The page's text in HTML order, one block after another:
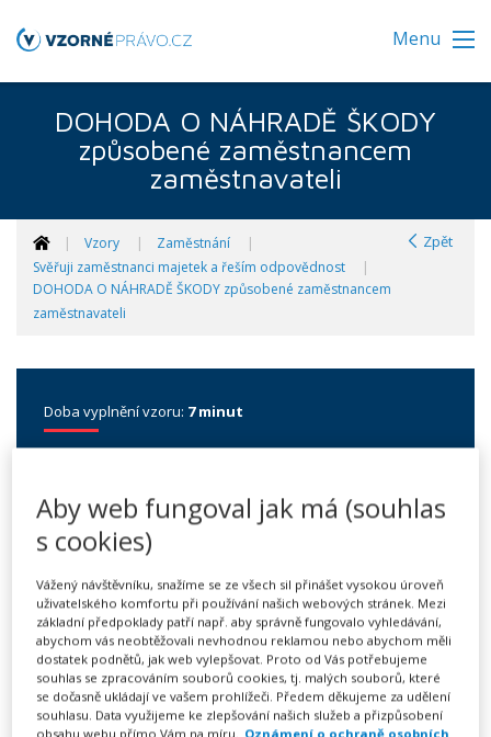
Menu
DOHODA O NÁHRADĚ ŠKODY
způsobené zaměstnancem
zaměstnavateli
Vzory
Zaměstnání
Svěřuji zaměstnanci majetek a řeším odpovědnost
DOHODA O NÁHRADĚ ŠKODY způsobené zaměstnancem
zaměstnavateli
Zpět
Doba vyplnění vzoru: 7 minut
způsobené zaměstnancem
zaměstnavateli
249 Kč
Předplatné na 7 dní
Možnost vytvořit až 5 dokumentů
Neomezené stahování vytvořených dokumentů
Vyplnit vzor
Aby web fungoval jak má (souhlas
s cookies)
Vážený návštěvníku, snažíme se ze všech sil přinášet vysokou úroveň
uživatelského komfortu při používání našich webových stránek. Mezi
základní předpoklady patří např. aby správně fungovalo vyhledávání,
abychom vás neobtěžovali nevhodnou reklamou nebo abychom měli
dostatek podnětů, jak web vylepšovat. Proto od Vás potřebujeme
souhlas se zpracováním souborů cookies, tj. malých souborů, které
se dočasně ukládají ve vašem prohlížeči. Předem děkujeme za udělení
souhlasu. Data využijeme ke zlepšování našich služeb a přizpůsobení
obsahu webu přímo Vám na míru. Oznámení o ochraně osobních